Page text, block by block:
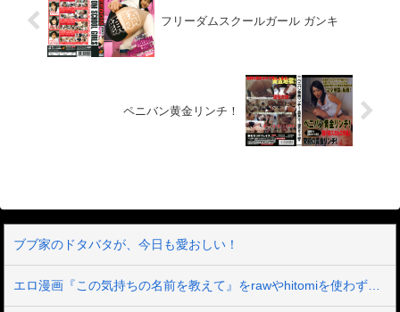
逆デリヘル扱いされている俺の話2」
フリーダムスクールガール ガンキ
ペニバン黄金リンチ！
ブブ家のドタバタが、今日も愛おしい！